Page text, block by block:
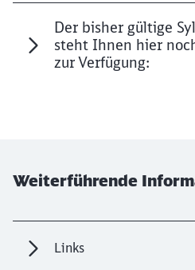
Der bisher gültige
steht Ihnen hier
zur Verfügung:
Weiterführende
Links